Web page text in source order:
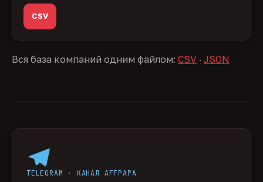
CSV
Вся база компаний одним файлом: CSV · JSON
TELEGRAM · КАНАЛ AFFPAPA